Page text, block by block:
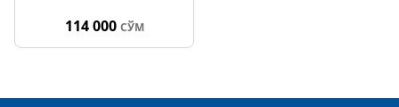
114 000 СЎМ